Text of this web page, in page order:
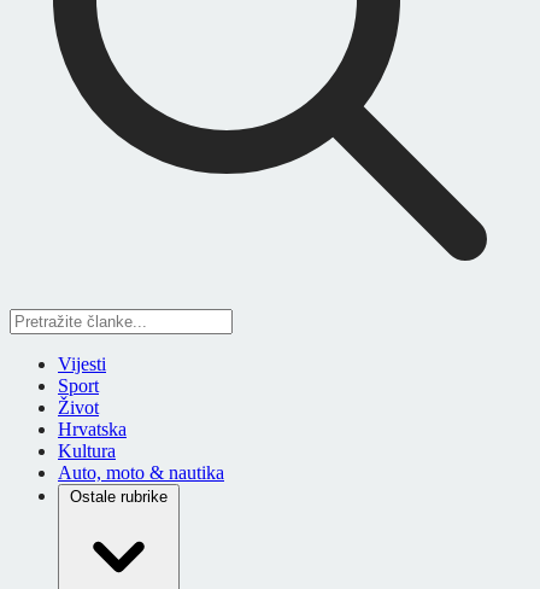
Vijesti
Sport
Život
Hrvatska
Kultura
Auto, moto & nautika
Ostale rubrike